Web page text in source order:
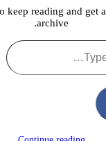
keep reading and get
archive.